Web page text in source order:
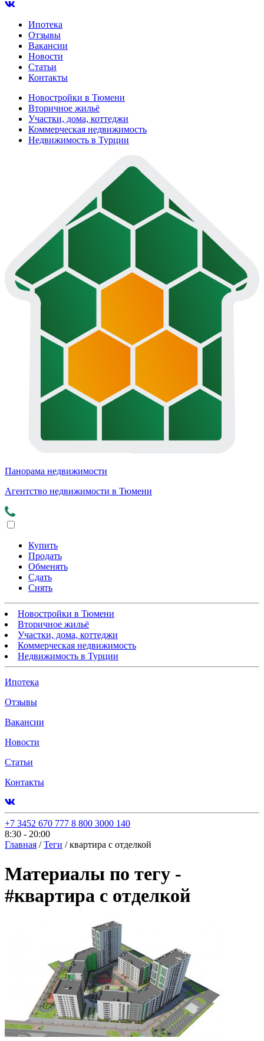
Ипотека
Отзывы
Вакансии
Новости
Статьи
Контакты
Новостройки в Тюмени
Вторичное жильё
Участки, дома, коттеджи
Коммерческая недвижимость
Недвижимость в Турции
Панорама недвижимости
Агентство недвижимости в Тюмени
Купить
Продать
Обменять
Сдать
Снять
Новостройки в Тюмени
Вторичное жильё
Участки, дома, коттеджи
Коммерческая недвижимость
Недвижимость в Турции
Ипотека
Отзывы
Вакансии
Новости
Статьи
Контакты
+7 3452 670 777 8 800 3000 140
8:30 - 20:00
Главная / Теги / квартира с отделкой
Материалы по тегу -
#квартира с отделкой